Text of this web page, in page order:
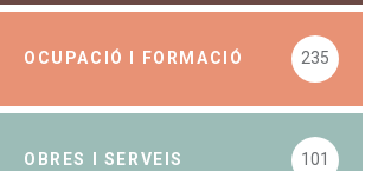
OCUPACIÓ I FORMACIÓ 235
OBRES I SERVEIS 101